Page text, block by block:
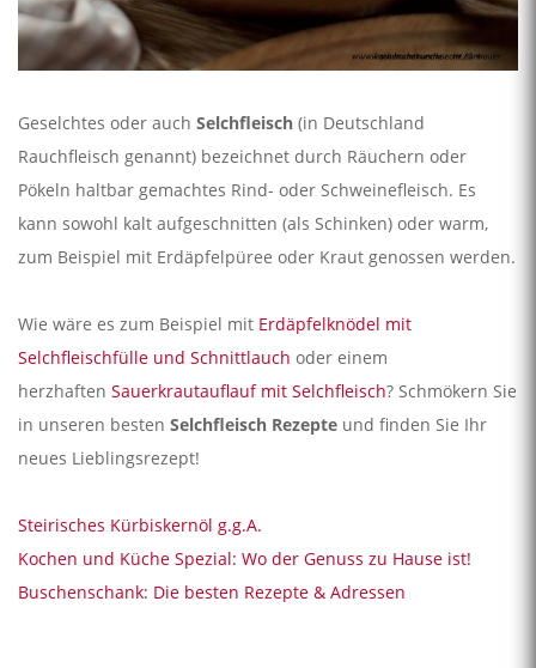
Geselchtes oder auch Selchfleisch (in Deutschland
Rauchfleisch genannt) bezeichnet durch Räuchern oder
Pökeln haltbar gemachtes Rind- oder Schweinefleisch. Es
kann sowohl kalt aufgeschnitten (als Schinken) oder warm,
zum Beispiel mit Erdäpfelpüree oder Kraut genossen werden.
Wie wäre es zum Beispiel mit Erdäpfelknödel mit
Selchfleischfülle und Schnittlauch oder einem
herzhaften Sauerkrautauflauf mit Selchfleisch? Schmökern Sie
in unseren besten Selchfleisch Rezepte und finden Sie Ihr
neues Lieblingsrezept!
Steirisches Kürbiskernöl g.g.A.
Kochen und Küche Spezial: Wo der Genuss zu Hause ist!
Buschenschank: Die besten Rezepte & Adressen